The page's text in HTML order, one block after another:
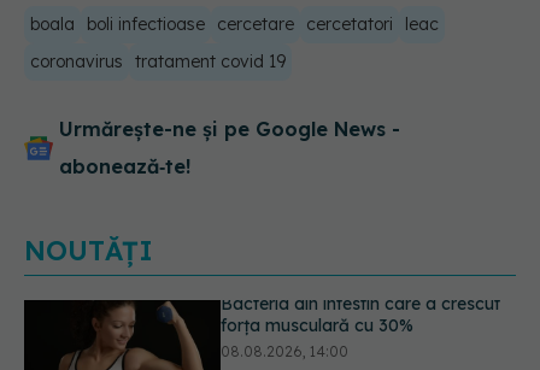
boala boli infectioase cercetare cercetatori
leac
coronavirus
tratament covid 19
Urmărește-ne și pe Google News -
abonează‑te!
NOUTĂȚI
5 mituri despre menstruație pe care
să nu le mai crezi